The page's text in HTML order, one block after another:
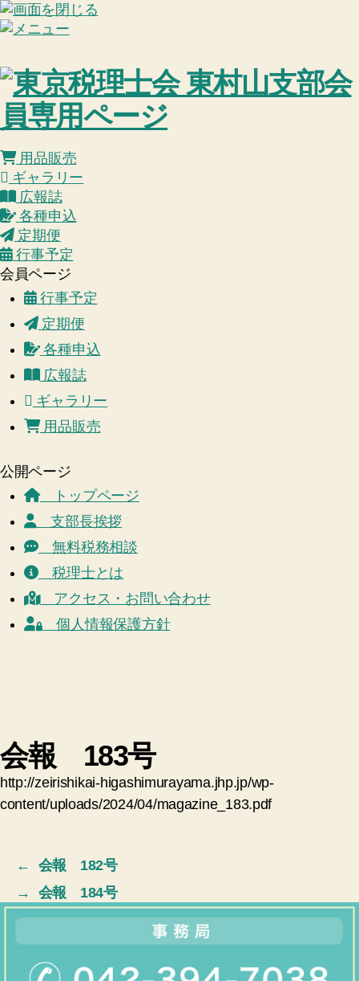
用品販売
ギャラリー
広報誌
各種申込
定期便
行事予定
会員ページ
行事予定
定期便
各種申込
広報誌
ギャラリー
用品販売
公開ページ
トップページ
支部長挨拶
無料税務相談
税理士とは
アクセス・お問い合わせ
個人情報保護方針
テ
ゴ
リ
ー
会報 183号
http://zeirishikai-higashimurayama.jhp.jp/wp-
content/uploads/2024/04/magazine_183.pdf
←
会報 182号
→
会報 184号